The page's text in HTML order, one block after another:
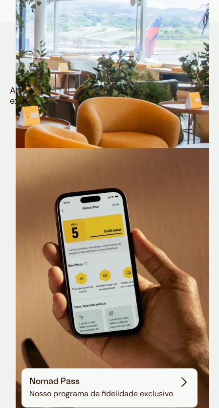
Quem é Nomad tem
muito mais
Aproveite todos os benefícios e vantagens
exclusivas da sua Conta Internacional
Nomad Lounge
Sala VIP no Aeroporto de Guarulhos
Nomad Pass
Nosso programa de fidelidade exclusivo